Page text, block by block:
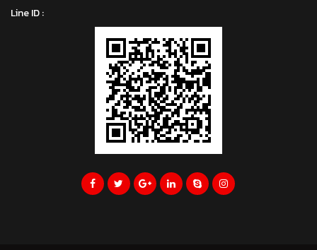
Line ID :